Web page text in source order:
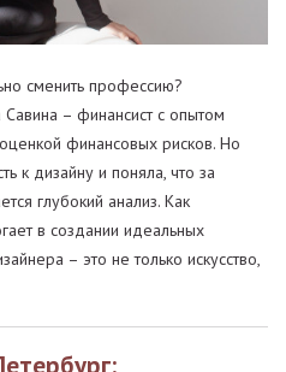
сменить профессию?
– финансист с опытом
финансовых рисков. Но
к дизайну и поняла, что за
глубокий анализ. Как
в создании идеальных
– это не только искусство,